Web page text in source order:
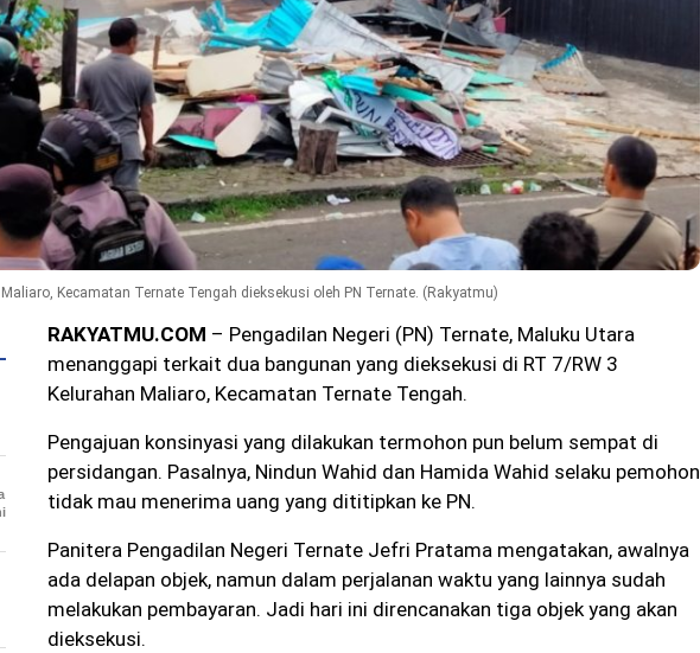
Kecamatan Ternate Tengah dieksekusi oleh PN Ternate. (Rakyatmu)
RAKYATMU.COM – Pengadilan Negeri (PN) Ternate, Maluku Utara
menanggapi terkait dua bangunan yang dieksekusi di RT 7/RW 3
Kelurahan Maliaro, Kecamatan Ternate Tengah.
Pengajuan konsinyasi yang dilakukan termohon pun belum sempat di
persidangan. Pasalnya, Nindun Wahid dan Hamida Wahid selaku pemohon
tidak mau menerima uang yang dititipkan ke PN.
Panitera Pengadilan Negeri Ternate Jefri Pratama mengatakan, awalnya
ada delapan objek, namun dalam perjalanan waktu yang lainnya sudah
melakukan pembayaran. Jadi hari ini direncanakan tiga objek yang akan
dieksekusi.